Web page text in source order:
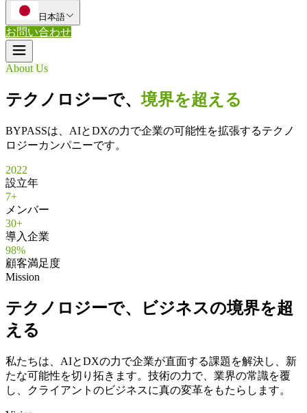
日本語
お問い合わせ
About Us
テクノロジーで、境界を超える
BYPASSは、AIとDXの力で企業の可能性を拡張するテクノ
ロジーカンパニーです。
2022
設立年
7+
メンバー
30+
導入企業
98%
顧客満足度
Mission
テクノロジーで、ビジネスの境界を超
える
私たちは、AIとDXの力で企業が直面する課題を解決し、新
たな可能性を切り拓きます。技術の力で、業界の常識を覆
し、クライアントのビジネスに真の変革をもたらします。